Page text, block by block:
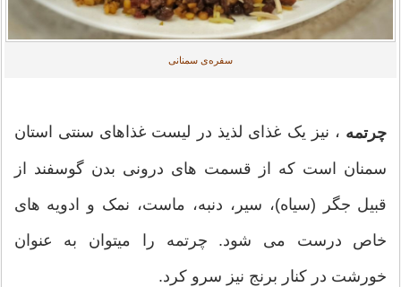
سفره‌ی سمنانی
چرتمه ، نیز یک غذای لذیذ در لیست غذاهای سنتی استان
سمنان است که از قسمت های درونی بدن گوسفند از
قبیل جگر (سیاه)، سیر، دنبه، ماست، نمک و ادویه های
خاص درست می شود. چرتمه را میتوان به عنوان
خورشت در کنار برنج نیز سرو کرد.